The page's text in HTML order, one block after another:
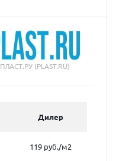
ПЛАСТ.РУ (PLAST.RU)
Дилер
119 руб./м2